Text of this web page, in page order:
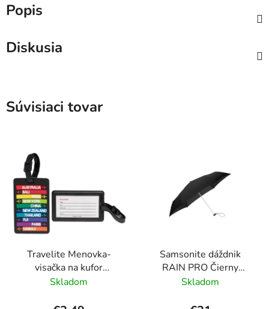
Popis
Diskusia
Súvisiaci tovar
Travelite Menovka-
visačka na kufor
Multicolor Cities
Skladom
Samsonite dáždnik
RAIN PRO Čierny
skladací manuálny
Skladom